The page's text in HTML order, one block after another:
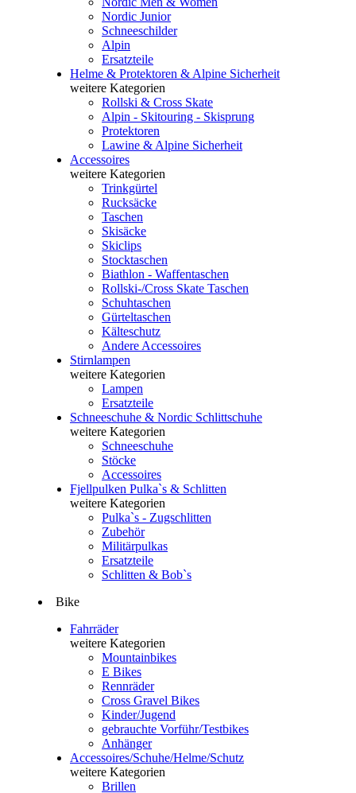
Nordic Junior
Schneeschilder
Alpin
Ersatzteile
Helme & Protektoren & Alpine Sicherheit
weitere Kategorien
Rollski & Cross Skate
Alpin - Skitouring - Skisprung
Protektoren
Lawine & Alpine Sicherheit
Accessoires
weitere Kategorien
Trinkgürtel
Rucksäcke
Taschen
Skisäcke
Skiclips
Stocktaschen
Biathlon - Waffentaschen
Rollski-/Cross Skate Taschen
Schuhtaschen
Gürteltaschen
Kälteschutz
Andere Accessoires
Stirnlampen
weitere Kategorien
Lampen
Ersatzteile
Schneeschuhe & Nordic Schlittschuhe
weitere Kategorien
Schneeschuhe
Stöcke
Accessoires
Fjellpulken Pulka`s & Schlitten
weitere Kategorien
Pulka`s - Zugschlitten
Zubehör
Militärpulkas
Ersatzteile
Schlitten & Bob`s
Bike
Fahrräder
weitere Kategorien
Mountainbikes
E Bikes
Rennräder
Cross Gravel Bikes
Kinder/Jugend
gebrauchte Vorführ/Testbikes
Anhänger
Accessoires/Schuhe/Helme/Schutz
weitere Kategorien
Brillen